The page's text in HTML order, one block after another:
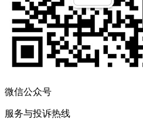
微信公众号
服务与投诉热线